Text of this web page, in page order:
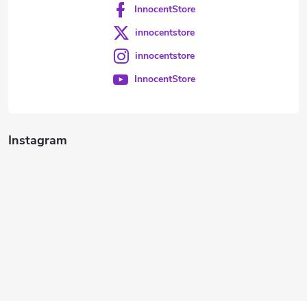
Instagram
InnocentStore
innocentstore
innocentstore
InnocentStore